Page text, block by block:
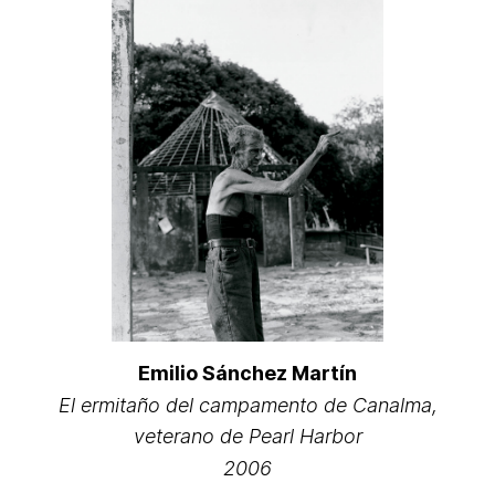
Emilio Sánchez Martín
El ermitaño del campamento de Canalma,
veterano de Pearl Harbor
2006